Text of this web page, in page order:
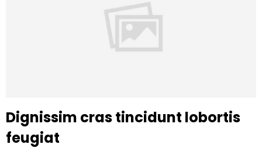
Dignissim cras tincidunt lobortis
feugiat